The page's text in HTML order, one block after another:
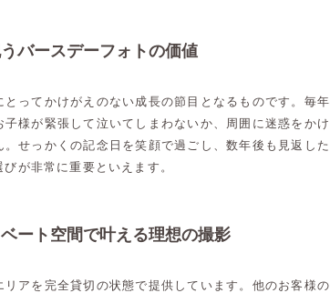
バースデーフォトの価値
ってかけがえのない成長の節目となるものです。毎
様が緊張して泣いてしまわないか、周囲に迷惑をか
せっかくの記念日を笑顔で過ごし、数年後も見返し
が非常に重要といえます。
ート空間で叶える理想の撮影
リアを完全貸切の状態で提供しています。他のお客様